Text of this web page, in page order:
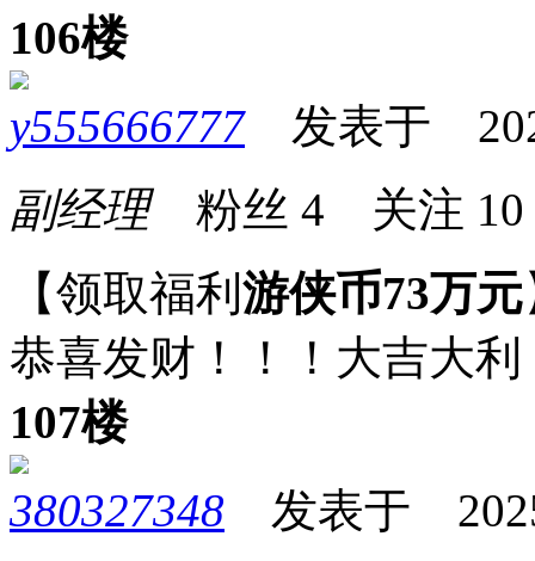
106楼
y555666777发表于
副经理粉丝 4 关注 10
【领取福利 游侠币73万元
恭喜发财！！！大吉大利
107楼
380327348 发表于